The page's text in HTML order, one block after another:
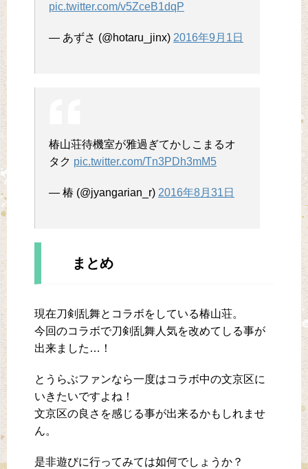
pic.twitter.com/v5ZceB1dqP
— あずさ (@hotaru_jinx) 2016年9月1日
椿山荘待機室が雅過ぎてかしこまるオ
タク pic.twitter.com/Tn3PDh3mM5
— 椿 (@jyangarian_r) 2016年8月31日
まとめ
現在刀剣乱舞とコラボをしている椿山荘。
今回のコラボで刀剣乱舞人気を改めてしる事が
出来ました…！
とうらぶファンなら一度はコラボ中の文京区に
いきたいですよね！
文京区の良さを感じる事が出来るかもしれませ
ん。
是非遊びに行ってみては如何でしょうか？